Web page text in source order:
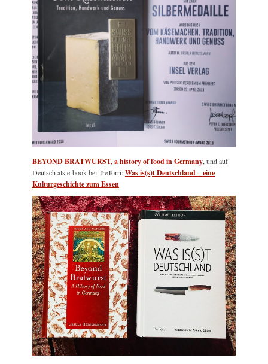
BEYOND BRATWURST, a history of food in Germany , und auf
Deutsch als e-book bei TreTorri:Was is(s)t Deutschland – eine
Kulturgeschichte zum Essen